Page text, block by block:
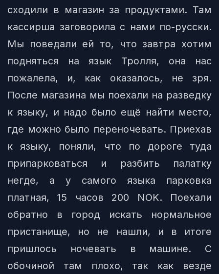
сходили в магазин за продуктами. Там
кассирша заговорила с нами по-русски.
Мы поведали ей то, что завтра хотим
подняться на язык Тролля, она нас
пожалела, и, как оказалось, не зря.
После магазина мы поехали на разведку
к языку, и надо было ещё найти место,
где можно было переночевать. Приехав
к языку, поняли, что по дороге туда
припарковаться и разбить палатку
негде, а у самого языка парковка
платная, 15 часов 200 NOK. Поехали
обратно в город искать нормальное
пристанище, но не нашли, и в итоге
пришлось ночевать в машине. С
обочиной там плохо, так как везде